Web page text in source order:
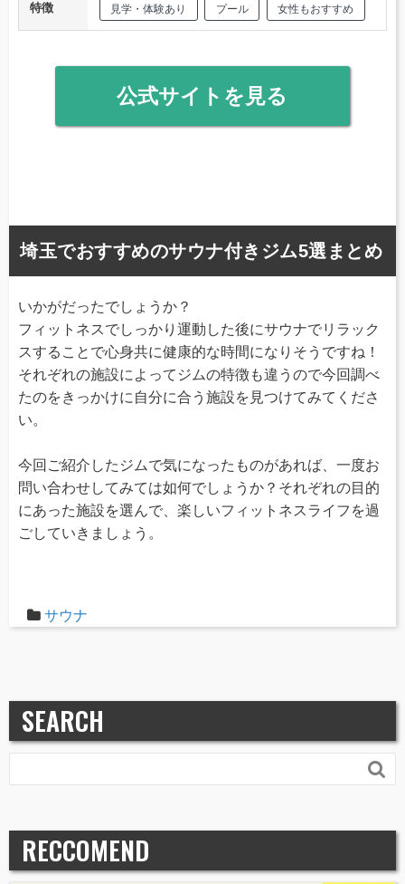
特徴 見学・体験あり プール 女性もおすすめ
公式サイトを見る
埼玉でおすすめのサウナ付きジム5選まとめ
いかがだったでしょうか？
フィットネスでしっかり運動した後にサウナでリラック
スすることで心身共に健康的な時間になりそうですね！
それぞれの施設によってジムの特徴も違うので今回調べ
たのをきっかけに自分に合う施設を見つけてみてくださ
い。
今回ご紹介したジムで気になったものがあれば、一度お
問い合わせしてみては如何でしょうか？それぞれの目的
にあった施設を選んで、楽しいフィットネスライフを過
ごしていきましょう。
サウナ
SEARCH

RECCOMEND